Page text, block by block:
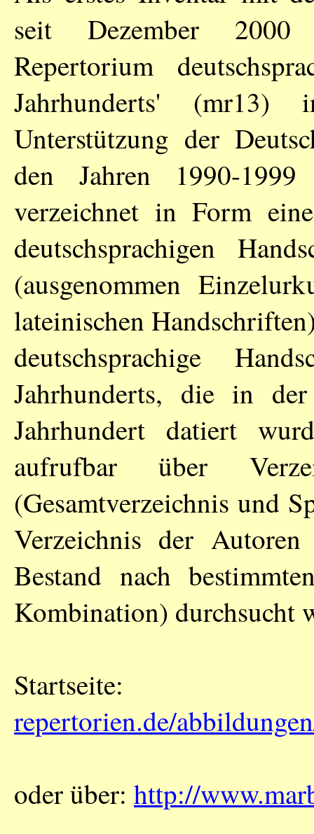
seit Dezember 2000
Repertorium
Jahrhunderts'
Unterstützung der
den Jahren 1990-
verzeichnet in Form
deutschsprachigen
(ausgenommen
lateinischen
deutschsprachige
Jahrhunderts, die in
Jahrhundert datiert
aufrufbar über
(Gesamtverzeichnis und
Verzeichnis der
Bestand nach
Kombination) durchsucht
repertorien.de/
oder über: http://